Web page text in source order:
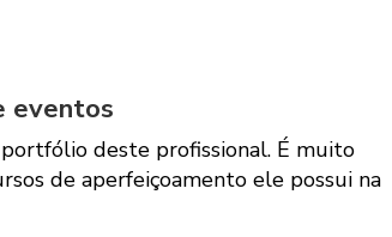
eventos
deste profissional. É muito
de aperfeiçoamento ele possui na